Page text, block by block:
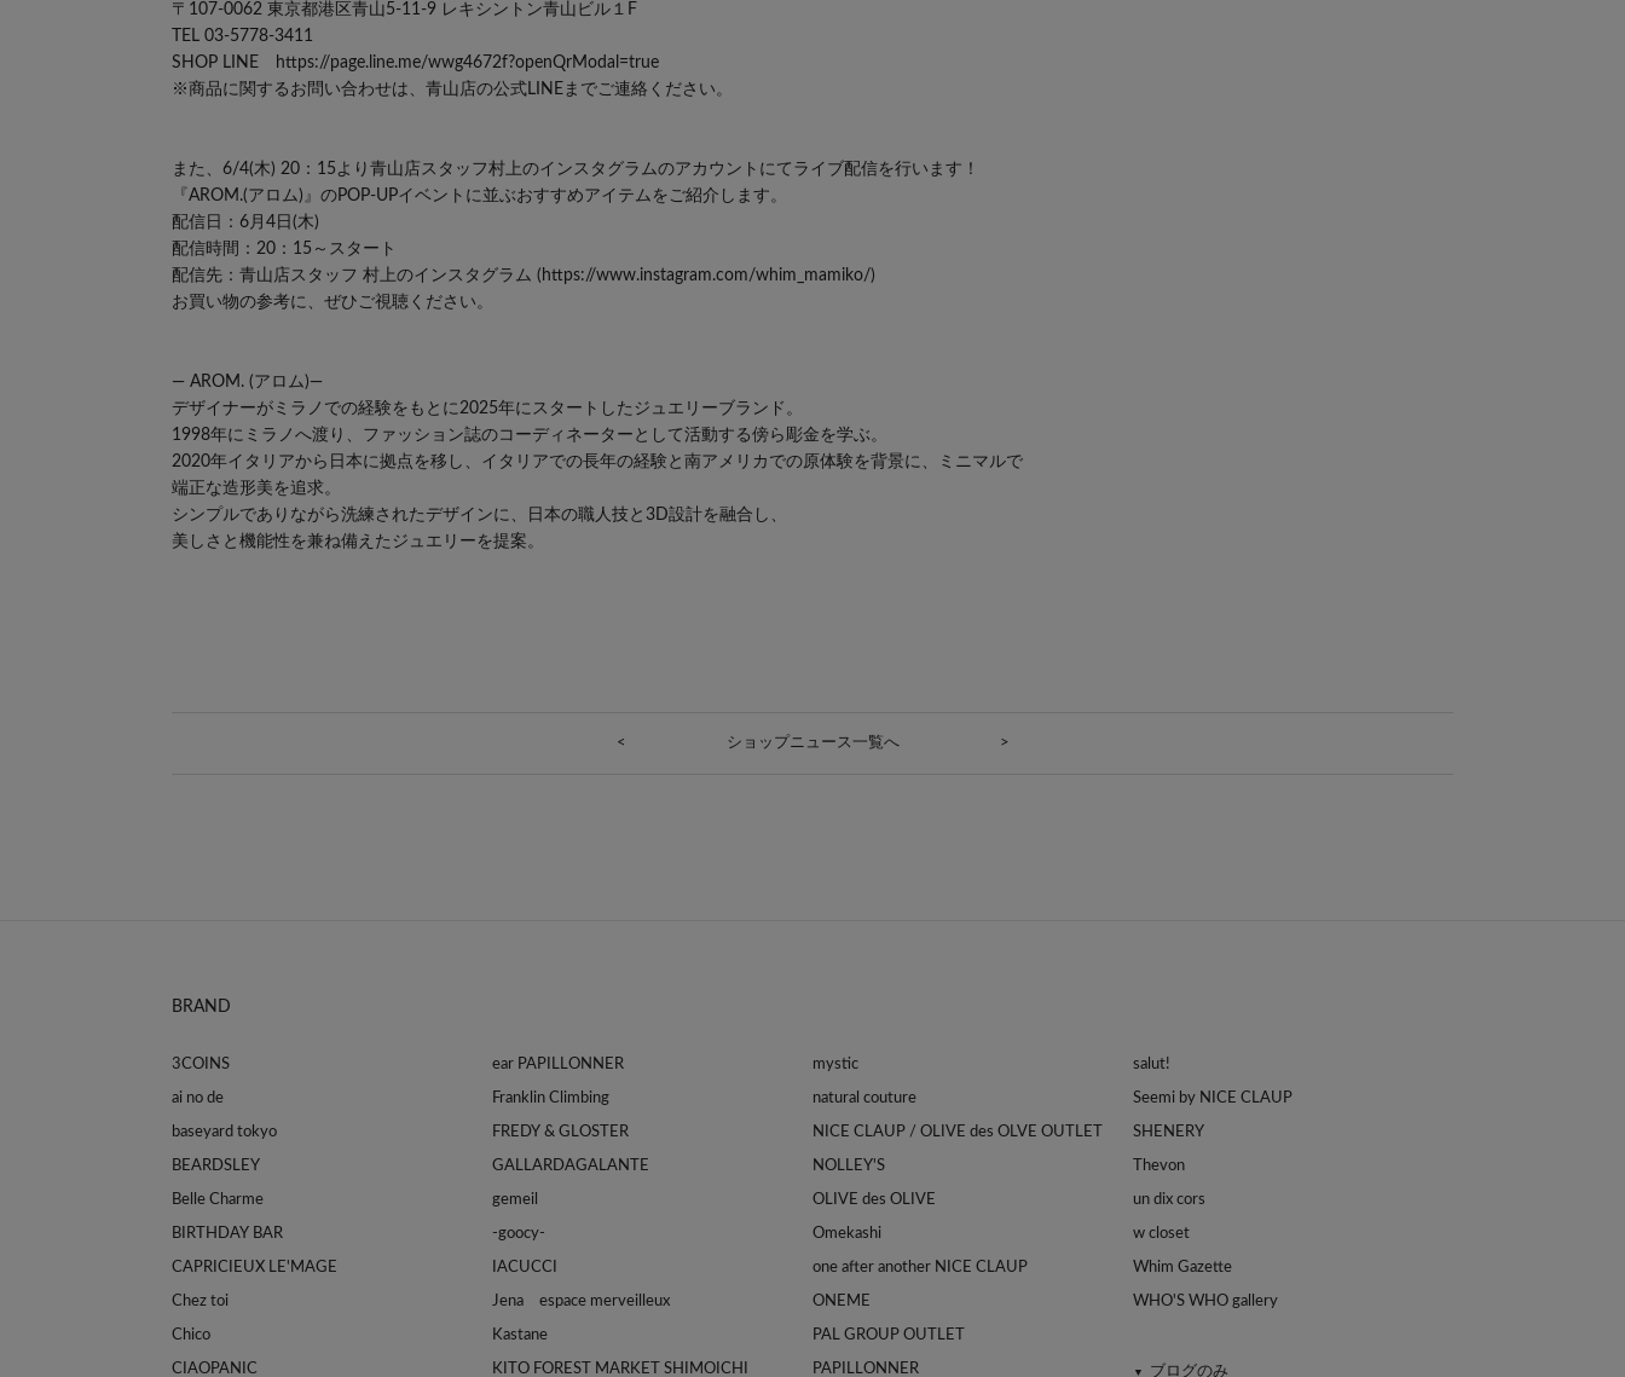
〒107-0062 東京都港区青山5-11-9 レキシントン青山ビル１F
TEL 03-5778-3411
SHOP LINE
https://page.line.me/wwg4672f?openQrModal=true
※商品に関するお問い合わせは、青山店の公式LINEまでご連絡ください。
また、6/4(木) 20：15より青山店スタッフ村上のインスタグラムのアカウントにてライブ配信を行います！
『AROM.(アロム)』のPOP-UPイベントに並ぶおすすめアイテムをご紹介します。
配信日：6月4日(木)
配信時間：20：15～スタート
配信先：青山店スタッフ 村上のインスタグラム ( https://www.instagram.com/whim_mamiko/)
お買い物の参考に、ぜひご視聴ください。
― AROM. (アロム)―
デザイナーがミラノでの経験をもとに2025年にスタートしたジュエリーブランド。
1998年にミラノへ渡り、ファッション誌のコーディネーターとして活動する傍ら彫金を学ぶ。
2020年イタリアから日本に拠点を移し、イタリアでの長年の経験と南アメリカでの原体験を背景に、ミニマルで
端正な造形美を追求。
シンプルでありながら洗練されたデザインに、日本の職人技と3D設計を融合し、
美しさと機能性を兼ね備えたジュエリーを提案。
< ショップニュース一覧へ >
BRAND
3COINS
ai no de
baseyard tokyo
BEARDSLEY
Belle Charme
BIRTHDAY BAR
CAPRICIEUX LE'MAGE
Chez toi
Chico
CIAOPANIC
ear PAPILLONNER
Franklin Climbing
FREDY & GLOSTER
GALLARDAGALANTE
gemeil
-goocy-
IACUCCI
Jena espace merveilleux
Kastane
KITO FOREST MARKET SHIMOICHI
mystic
natural couture
NICE CLAUP / OLIVE des OLVE OUTLET
NOLLEY'S
OLIVE des OLIVE
Omekashi
one after another NICE CLAUP
ONEME
PAL GROUP OUTLET
PAPILLONNER
salut!
Seemi by NICE CLAUP
SHENERY
Thevon
un dix cors
w closet
Whim Gazette
WHO'S WHO gallery
▼ ブログのみ